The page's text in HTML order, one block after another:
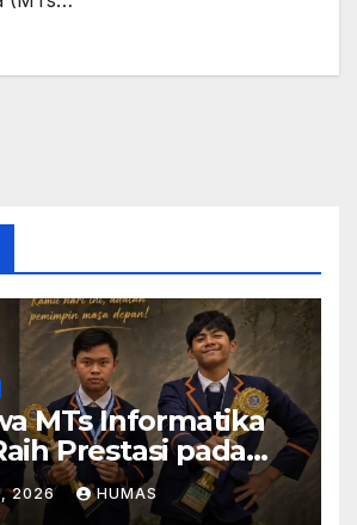
MTs Informatika
Prestasi pada
2026
2026 HUMAS